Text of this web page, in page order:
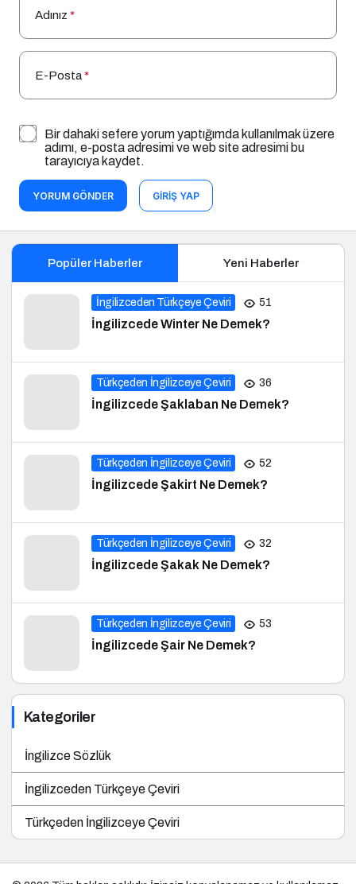
Adınız *
E-Posta*
Bir dahaki sefere yorum yaptığımda kullanılmak üzere
adımı, e-posta adresimi ve web site adresimi bu
tarayıcıya kaydet.
YORUM GÖNDER GIRIŞ YAP
Popüler Haberler Yeni Haberler
İngilizceden Türkçeye Çeviri 51
İngilizcede Winter Ne Demek?
Türkçeden İngilizceye Çeviri 36
İngilizcede Şaklaban Ne Demek?
Türkçeden İngilizceye Çeviri 52
İngilizcede Şakirt Ne Demek?
Türkçeden İngilizceye Çeviri 32
İngilizcede Şakak Ne Demek?
Türkçeden İngilizceye Çeviri 53
İngilizcede Şair Ne Demek?
Kategoriler
İngilizce Sözlük
İngilizceden Türkçeye Çeviri
Türkçeden İngilizceye Çeviri